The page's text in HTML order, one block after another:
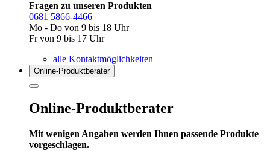
Fragen zu unseren Produkten
0681 5866-4466
Mo - Do von 9 bis 18 Uhr
Fr von 9 bis 17 Uhr
alle Kontaktmöglichkeiten
Online-Produkt­berater
Online-Produktberater
Mit wenigen Angaben werden Ihnen passende Produkte
vorgeschlagen.